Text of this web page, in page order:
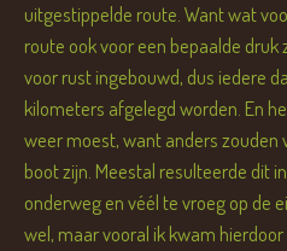
uitgestippelde route. Want wat
route ook voor een bepaalde druk
voor rust ingebouwd, dus iedere
kilometers afgelegd worden. En
weer moest, want anders zouden
boot zijn. Meestal resulteerde dit
onderweg en véél te vroeg op de
wel, maar vooral ik kwam